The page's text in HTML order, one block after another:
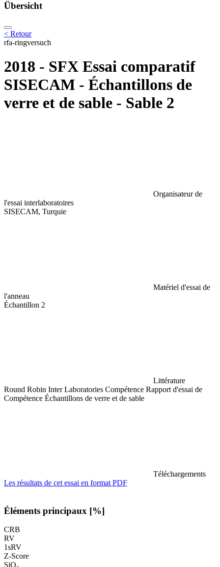
Übersicht
< Retour
rfa-ringversuch
2018 - SFX Essai comparatif
SISECAM - Échantillons de
verre et de sable - Sable 2
Organisateur de
l'essai interlaboratoires
SISECAM, Turquie
Matériel d'essai de
l'anneau
Échantillon 2
Littérature
Round Robin Inter Laboratories Compétence Rapport d'essai de
Compétence Échantillons de verre et de sable
Téléchargements
Les résultats de cet essai en format PDF
Éléments principaux [%]
CRB
RV
1sRV
Z-Score
SiO₂